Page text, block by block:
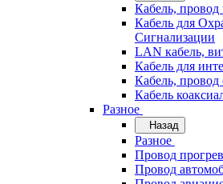
Кабель,
Кабель для
Сигнализации
LAN кабель,
Кабель для
Кабель, провод
Кабель
Разное
Назад
Разное
Провод
Провод